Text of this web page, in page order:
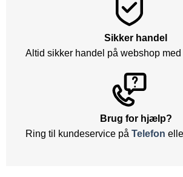
Sikker handel
Altid sikker handel på webshop
Brug for hjælp?
Ring til kundeservice på Telefon